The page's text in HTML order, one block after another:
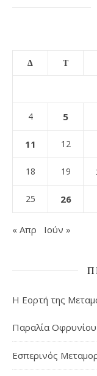
Δ Τ
4 5
11 12
18 19
25 26
« Απρ Ιούν »
Η Εορτή της
Παραλία Οφρυνίου
Εσπερινός